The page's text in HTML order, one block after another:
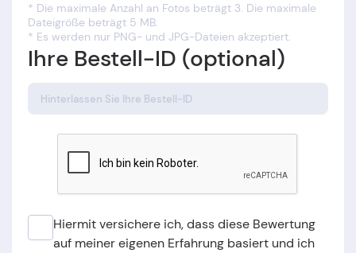
* Die maximale Anzahl an Fotos beträgt 3. Die maximale
Dateigröße beträgt 5 MB.
* Es werden nur PNG- und JPG-Dateien akzeptiert.
Ihre Bestell-ID (optional)
Hiermit versichere ich, dass diese Bewertung
auf meiner eigenen Erfahrung basiert und ich